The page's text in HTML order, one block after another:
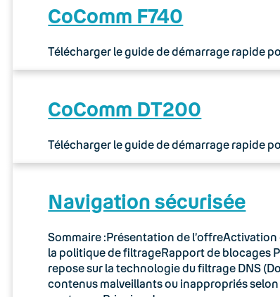
CoComm F740
Télécharger le guide de démarrage rapide
CoComm DT200
Télécharger le guide de démarrage rapide
Navigation sécurisée
Sommaire :Présentation de
la politique de filtrageRapport de blocages
repose sur la technologie du filtrage DNS
contenus malveillants ou inappropriés